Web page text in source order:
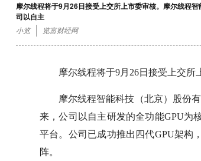
摩尔线程将于9月26日接受上交所上市委审核。摩尔线程
司以自主
小览 览富财经网
摩尔线程将于9月26日接受上交所
摩尔线程智能科技（北京）股份
来，公司以自主研发的全功能GPU为
平台。公司已成功推出四代GPU架构
阵。